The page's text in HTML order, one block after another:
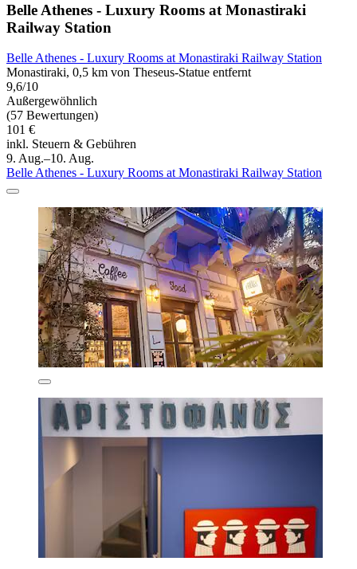
Belle Athenes - Luxury Rooms at Monastiraki
Railway Station
Belle Athenes - Luxury Rooms at Monastiraki Railway Station
Monastiraki, 0,5 km von Theseus-Statue entfernt
9,6/10
Außergewöhnlich
(57 Bewertungen)
101 €
inkl. Steuern & Gebühren
9. Aug.–10. Aug.
Belle Athenes - Luxury Rooms at Monastiraki Railway Station